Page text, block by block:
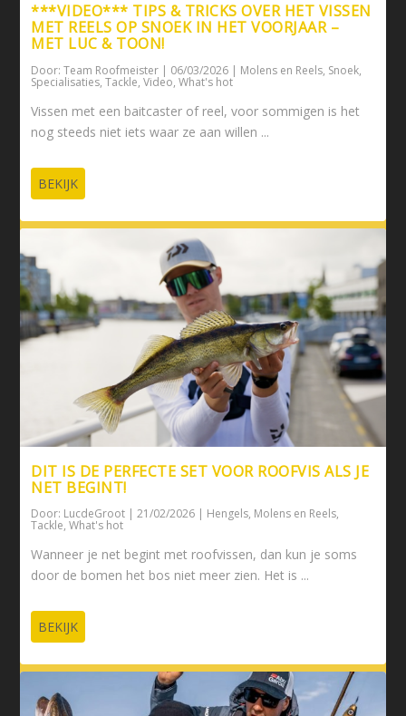
***VIDEO*** TIPS & TRICKS OVER HET VISSEN
MET REELS OP SNOEK IN HET VOORJAAR –
MET LUC & TOON!
Door:Team Roofmeister | 06/03/2026 | Molens en Reels, Snoek,
Specialisaties,Tackle,Video,What's hot
Vissen met een baitcaster of reel, voor sommigen is het
nog steeds niet iets waar ze aan willen ...
BEKIJK
DIT IS DE PERFECTE SET VOOR ROOFVIS ALS JE
NET BEGINT!
Door: LucdeGroot |21/02/2026 | Hengels, Molens en Reels,
Tackle,What's hot
Wanneer je net begint met roofvissen, dan kun je soms
door de bomen het bos niet meer zien. Het is ...
BEKIJK